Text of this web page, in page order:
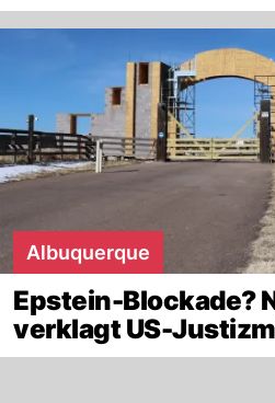
Albuquerque
Epstein-Blockade?
verklagt US-